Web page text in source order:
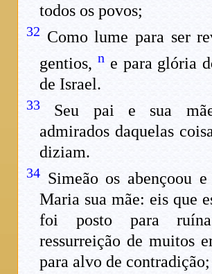
todos os povos;
32 Como lume para ser
gentios, ne para glória
de Israel.
33 Seu pai e sua mãe
admirados daquelas
diziam.
34 Simeão os abençoou
Maria sua mãe: eis que
foi posto para
ressurreição de muitos
para alvo de contradição;